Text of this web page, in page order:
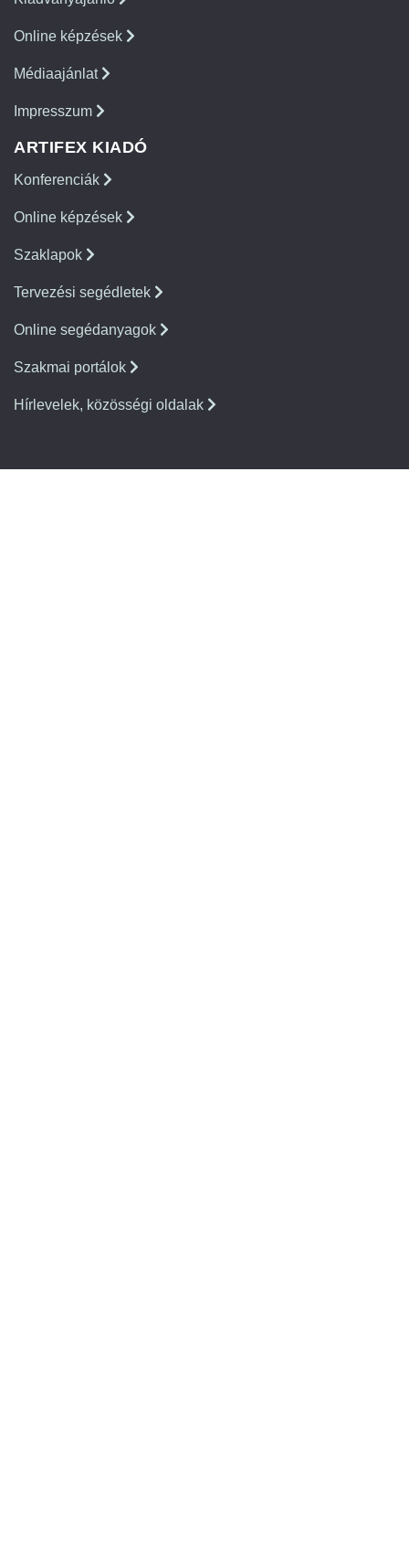
Online képzések
Médiaajánlat
Impresszum
ARTIFEX KIADÓ
Konferenciák
Online képzések
Szaklapok
Tervezési segédletek
Online segédanyagok
Szakmai portálok
Hírlevelek, közösségi oldalak